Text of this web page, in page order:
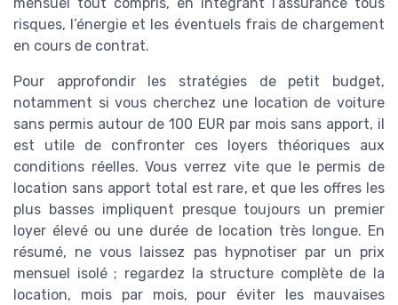
risques, l’énergie et les éventuels frais de chargement
en cours de contrat.
Pour approfondir les stratégies de petit budget,
notamment si vous cherchez une location de voiture
sans permis autour de 100 EUR par mois sans apport, il
est utile de confronter ces loyers théoriques aux
conditions réelles. Vous verrez vite que le permis de
location sans apport total est rare, et que les offres les
plus basses impliquent presque toujours un premier
loyer élevé ou une durée de location très longue. En
résumé, ne vous laissez pas hypnotiser par un prix
mensuel isolé ; regardez la structure complète de la
location, mois par mois, pour éviter les mauvaises